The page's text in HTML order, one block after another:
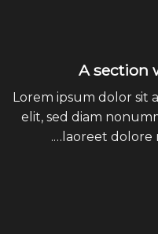
A section
Lorem ipsum dolor sit
elit, sed diam
laoreet dolore